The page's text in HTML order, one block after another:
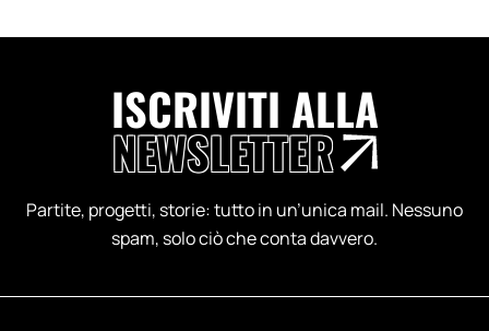
ISCRIVITI ALLA
NEWSLETTER
Partite, progetti, storie: tutto in un’unica mail. Nessuno
spam, solo ciò che conta davvero.